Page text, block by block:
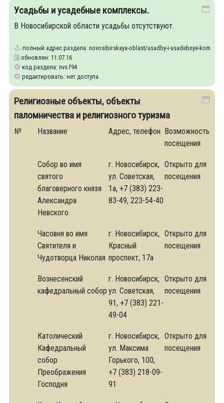
Усадьбы и усадебные комплексы.
В Новосибирской области усадьбы отсутствуют.
полный адрес раздела: novosibirskaya-oblast/usadby-i-usadebnye-
обновлен: 11.07.16
код раздела: nvs.f94
редактировать: нет доступа
Религиозные объекты, объекты
паломничества и религиозного туризма
№ Название Адрес, телефон Возможность
посещения
Собор во имя
святого
благоверного князя
Александра
Невского
г. Новосибирск,
ул. Советская,
1а, +7 (383) 223-
83-49, 223-54-40
Открыто для
посещения
Часовня во имя
Святителя и
Чудотворца Николая
г. Новосибирск,
Красный
проспект, 17а
Открыто для
посещения
Вознесенский
кафедральный собор
г. Новосибирск,
ул. Советская,
91, +7 (383) 221-
49-04
Открыто для
посещения
Католический
Кафедральный
собор
Преображения
Господня
г. Новосибирск,
ул. Максима
Горького, 100,
+7 (383) 218-09-
91
Открыто для
посещения